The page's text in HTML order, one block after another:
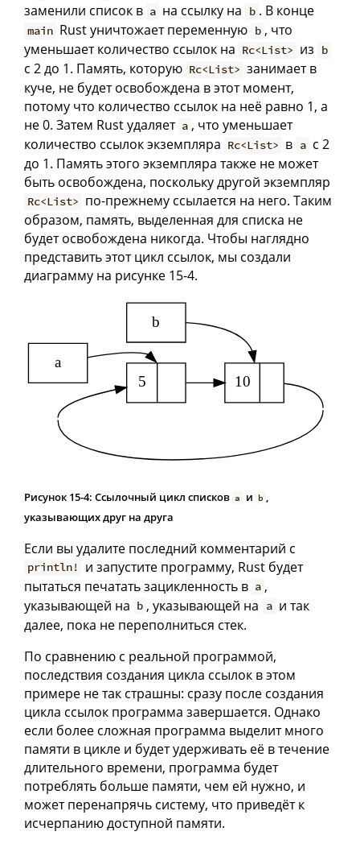
заменили список в a на ссылку на b . В конце
main Rust уничтожает переменную b , что
уменьшает количество ссылок на Rc<List> из b
с 2 до 1. Память, которую Rc<List> занимает в
куче, не будет освобождена в этот момент,
потому что количество ссылок на неё равно 1, а
не 0. Затем Rust удаляет a , что уменьшает
количество ссылок экземпляра Rc<List> в a с 2
до 1. Память этого экземпляра также не может
быть освобождена, поскольку другой экземпляр
Rc<List> по-прежнему ссылается на него. Таким
образом, память, выделенная для списка не
будет освобождена никогда. Чтобы наглядно
представить этот цикл ссылок, мы создали
диаграмму на рисунке 15-4.
Рисунок 15-4: Ссылочный цикл списков a и b ,
указывающих друг на друга
Если вы удалите последний комментарий с
println!
и запустите программу, Rust будет
пытаться печатать зацикленность в a ,
указывающей на b , указывающей на a и так
далее, пока не переполниться стек.
По сравнению с реальной программой,
последствия создания цикла ссылок в этом
примере не так страшны: сразу после создания
цикла ссылок программа завершается. Однако
если более сложная программа выделит много
памяти в цикле и будет удерживать её в течение
длительного времени, программа будет
потреблять больше памяти, чем ей нужно, и
может перенапрячь систему, что приведёт к
исчерпанию доступной памяти.